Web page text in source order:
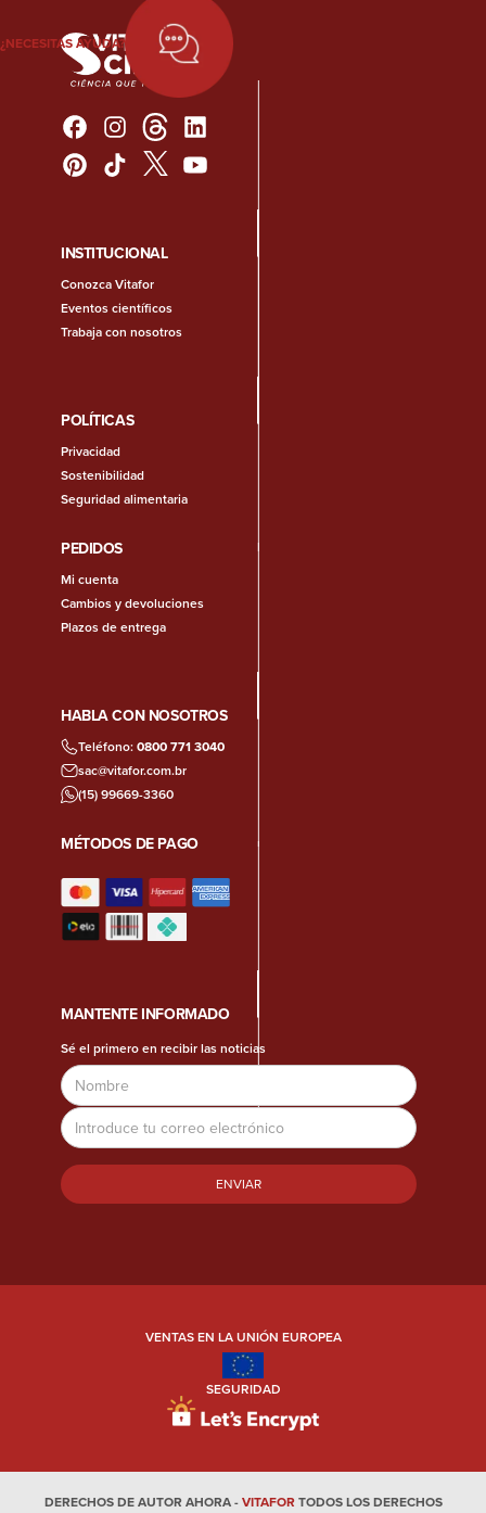
¿NECESITAS AYUDA?
INSTITUCIONAL
Conozca Vitafor
Eventos científicos
Trabaja con nosotros
POLÍTICAS
Privacidad
Sostenibilidad
Seguridad alimentaria
PEDIDOS
Mi cuenta
Cambios y devoluciones
Plazos de entrega
HABLA CON NOSOTROS
Teléfono:0800 771 3040
sac@vitafor.com.br
(15) 99669-3360
MÉTODOS DE PAGO
MANTENTE INFORMADO
Sé el primero en recibir las noticias
Nombre
Dirección
de
correo
electrónico
VENTAS EN LA UNIÓN EUROPEA
SEGURIDAD
DERECHOS DE AUTOR AHORA -VITAFORTODOS LOS DERECHOS